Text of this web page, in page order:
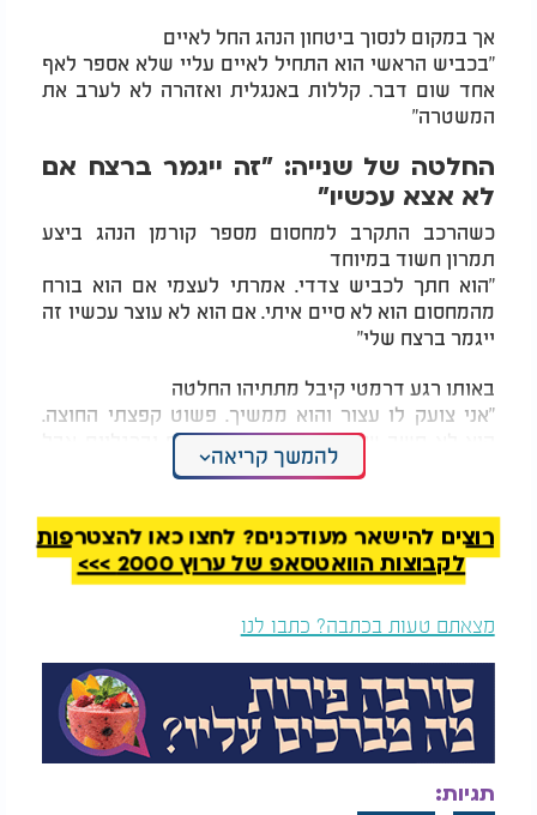
אך במקום לנסוך ביטחון הנהג החל לאיים
"בכביש הראשי הוא התחיל לאיים עליי שלא אספר לאף
אחד שום דבר. קללות באנגלית ואזהרה לא לערב את
המשטרה"
החלטה של שנייה: "זה ייגמר ברצח אם
לא אצא עכשיו"
כשהרכב התקרב למחסום מספר קורמן הנהג ביצע
תמרון חשוד במיוחד
"הוא חתך לכביש צדדי. אמרתי לעצמי אם הוא בורח
מהמחסום הוא לא סיים איתי. אם הוא לא עוצר עכשיו זה
ייגמר ברצח שלי"
באותו רגע דרמטי קיבל מתתיהו החלטה
"אני צועק לו עצור והוא ממשיך. פשוט קפצתי החוצה.
הוא לא חשב שאני אעז. נפצעתי בידיים וברגליים אבל
הרגשתי שאין לי ברירה"
לדבריו הנהג כבר הספיק לקחת ממנו את הארנק ואת
הדרכון לפני שקפץ
בסיום: כספו הוחזר ללא הגשת תביעה
לאחר התקרית פנה מתתיהו לתחנת משטרה מקומית.
פלילית נגד הנהג תהליך שעלול להימשך זמן רב או
קבלת הכסף בחזרה בתמורה לוויתור על הליך משפטי
לאחר התייעצות בחר בקבלת הסכום שנלקח ממנו
להמשך קריאה
רוצים להישאר מעודכנים? לחצו כאן להצטרפות
לקבוצות הוואטסאפ של ערוץ 2000 >>>
מצאתם טעות בכתבה? כתבו לנו
תגיות: